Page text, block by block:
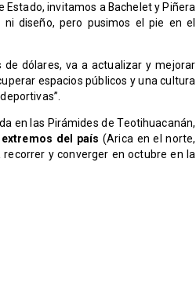
Estado, invitamos a Bachelet y Piñera
diseño, pero pusimos el pie en el
de dólares, va a actualizar y mejorar
espacios públicos y una cultura
en las Pirámides de Teotihuacanán,
del país (Arica en el norte,
y converger en octubre en la